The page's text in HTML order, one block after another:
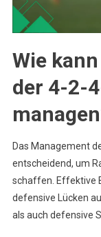
Wie
der 4-2-
Das Management
entscheidend, um
schaffen. Effektive
defensive Lücken
als auch defensive